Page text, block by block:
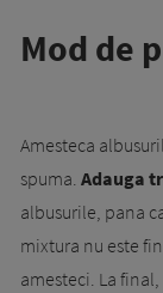
Mod de
Amesteca
spuma. Adauga
albusurile, pana
mixtura nu este
amesteci. La